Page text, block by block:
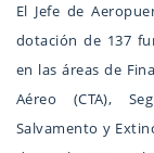
El Jefe de
dotación de 137
en las áreas de
Aéreo (CTA),
Salvamento y